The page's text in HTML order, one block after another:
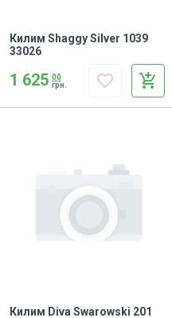
Килим Shaggy Silver 1039
33026
1 625 00
грн.
add_shopping_cart
favorite_border
Килим Diva Swarowski 201